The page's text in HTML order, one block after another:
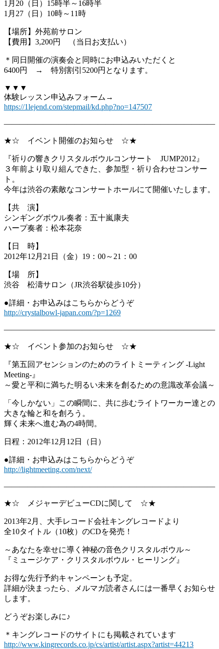
1月20（日）15時半～16時半
1月27（日）10時～11時
【場所】外苑前サロン
【費用】3,200円 （当日お支払い）
＊同日開催の演奏会と同時にお申込みいただくと
6400円 → 特別割引5200円となります。
▼▼▼
体験レッスン申込みフォーム→
https://1lejend.com/stepmail/kd.php?no=147507
―――――――――――――――――――――――――――
★☆ イベント開催のお知らせ ☆★
『祈りの響きクリスタルボウルコンサート JUMP2012』
３年前より取り組んできた、参加型・祈り合わせコンサー
ト。
今年は渋谷の素敵なコンサートホールにて開催いたします。
【共 演】
シンギングボウル奏者：五十嵐康夫
ハープ奏者：松本花奈
【日 時】
2012年12月21日（金）19：00～21：00
【場 所】
渋谷 松濤サロン（JR渋谷駅徒歩10分）
●詳細・お申込みはこちらからどうぞ
http://crystalbowl-japan.com/?p=1269
―――――――――――――――――――――――――――
★☆ イベント参加のお知らせ ☆★
『第五回アセンションのためのライトミーティング -Light
Meeting-』
～愛と平和に満ちた明るい未来を創るための意識改革会議～
「今しかない」この瞬間に、 共に歩むライトワーカー達との
大きな輪と和を創ろう。
輝く未来へ進む為の4時間。
日程：2012年12月12日（日）
●詳細・お申込みはこちらからどうぞ
http://lightmeeting.com/next/
―――――――――――――――――――――――――――
★☆ メジャーデビューCDに関して ☆★
2013年2月、大手レコード会社キングレコードより
全10タイトル（10枚）のCDを発売！
～あなたを幸せに導く神秘の音色クリスタルボウル～
『ミュージケア・クリスタルボウル・ヒーリング』
お得な先行予約キャンペーンも予定。
詳細が決まったら、
メルマガ読者さんには一番早くお知らせ
します。
どうぞお楽しみに♪
＊キングレコードのサイトにも掲載されています
http://www.kingrecords.co.jp/cs/artist/artist.aspx?artist=44213